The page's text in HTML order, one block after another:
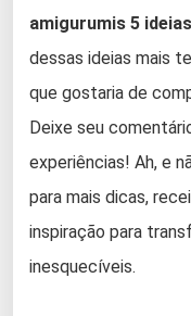
amigurumis 5
dessas ideias mais
que gostaria de
Deixe seu
experiências! Ah, e
para mais dicas,
inspiração para
inesquecíveis.